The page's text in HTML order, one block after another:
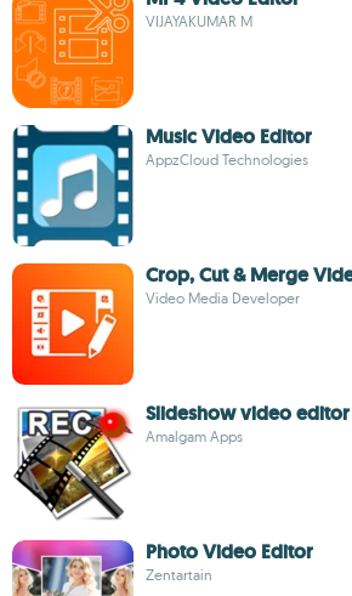
VIJAYAKUMAR M
Music Video Editor
AppzCloud Technologies
Crop, Cut & Merge
Video Media Developer
Slideshow video editor
Amalgam Apps
Photo Video Editor
Zentartain